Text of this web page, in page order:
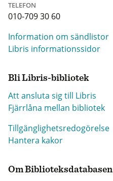
TELEFON
010-709 30 60
Information om sändlistor
Libris informationssidor
Bli Libris-bibliotek
Att ansluta sig till Libris
Fjärrlåna mellan bibliotek
Tillgänglighetsredogörelse
Hantera kakor
Om Biblioteksdatabasen